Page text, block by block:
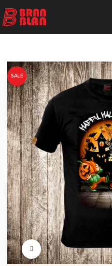
SALE
Click to enlarge